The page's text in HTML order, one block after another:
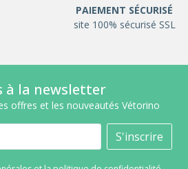
PAIEMENT SÉCURISÉ
site 100% sécurisé SSL
à la newsletter
offres et les nouveautés Vétorino
S'inscrire